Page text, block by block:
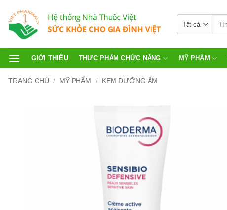
GIỚI THIỆU THỰC PHẨM CHỨC NĂNG MỸ PHẨM
TRANG CHỦ / MỸ PHẨM / KEM DƯỠNG ẨM